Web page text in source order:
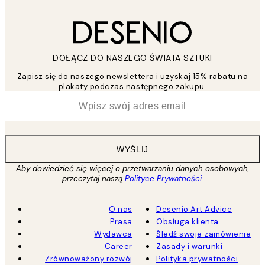
DOŁĄCZ DO NASZEGO ŚWIATA SZTUKI
Zapisz się do naszego newslettera i uzyskaj 15% rabatu na
plakaty podczas następnego zakupu.
WYŚLIJ
Aby dowiedzieć się więcej o przetwarzaniu danych osobowych,
przeczytaj naszą Polityce Prywatności.
O nas
Prasa
Wydawca
Career
Zrównoważony rozwój
Desenio Art Advice
Obsługa klienta
Śledź swoje zamówienie
Zasady i warunki
Polityka prywatności